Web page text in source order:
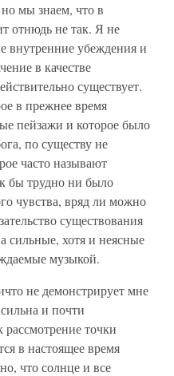
мы знаем, что в
отнюдь не так. Я не
внутренние убеждения и
в качестве
существует.
в прежнее время
пейзажи и которое было
по существу не
часто называют
бы трудно ни было
чувства, вряд ли можно
существования
сильные, хотя и неясные
музыкой.
не демонстрирует мне
и почти
рассмотрение точки
в настоящее время
что солнце и все